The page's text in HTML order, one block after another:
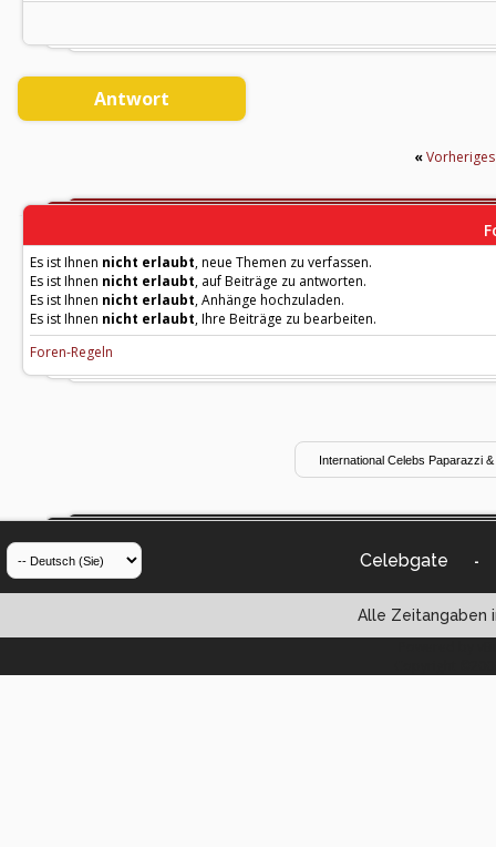
Antwort
«
Es ist Ihnen nicht erlaubt, neue Themen zu verfassen.
Es ist Ihnen nicht erlaubt, auf Beiträge zu antworten.
Es ist Ihnen nicht erlaubt, Anhänge hochzuladen.
Es ist Ihnen nicht erlaubt, Ihre Beiträge zu bearbeiten.
Foren-Regeln
Celebgate -
Alle Zeitangaben